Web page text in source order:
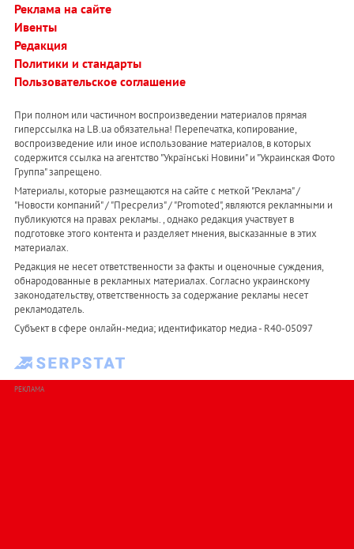
Реклама на сайте
Ивенты
Редакция
Политики и стандарты
Пользовательское соглашение
При полном или частичном воспроизведении материалов прямая
гиперссылка на LB.ua обязательна! Перепечатка, копирование,
воспроизведение или иное использование материалов, в которых
содержится ссылка на агентство "Українськi Новини" и "Украинская Фото
Группа" запрещено.
Материалы, которые размещаются на сайте с меткой "Реклама" /
"Новости компаний" / "Пресрелиз" / "Promoted", являются рекламными и
публикуются на правах рекламы. , однако редакция участвует в
подготовке этого контента и разделяет мнения, высказанные в этих
материалах.
Редакция не несет ответственности за факты и оценочные суждения,
обнародованные в рекламных материалах. Согласно украинскому
законодательству, ответственность за содержание рекламы несет
рекламодатель.
Субъект в сфере онлайн-медиа; идентификатор медиа - R40-05097
РЕКЛАМА